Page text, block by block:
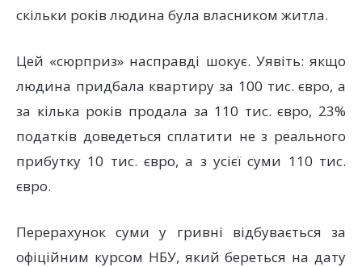
скільки років людина була власником житла.
Цей «сюрприз» насправді шокує. Уявіть: якщо
людина придбала квартиру за 100 тис. євро, а
за кілька років продала за 110 тис. євро, 23%
податків доведеться сплатити не з реального
прибутку 10 тис. євро, а з усієї суми 110 тис.
євро.
Перерахунок суми у гривні відбувається за
офіційним курсом НБУ, який береться на дату